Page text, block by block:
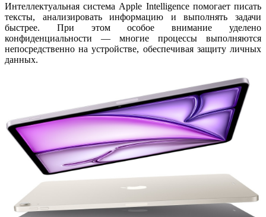
Интеллектуальная система Apple Intelligenceпомогает писать
тексты, анализировать информацию и выполнять задачи
быстрее. При этом особое внимание уделено
конфиденциальности — многие процессы выполняются
непосредственно на устройстве, обеспечивая защиту личных
данных.